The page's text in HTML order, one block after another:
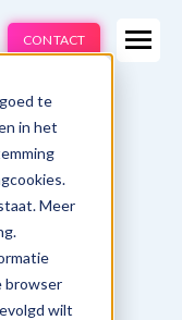
te
in het
Meer
browser
wilt
CONTACT